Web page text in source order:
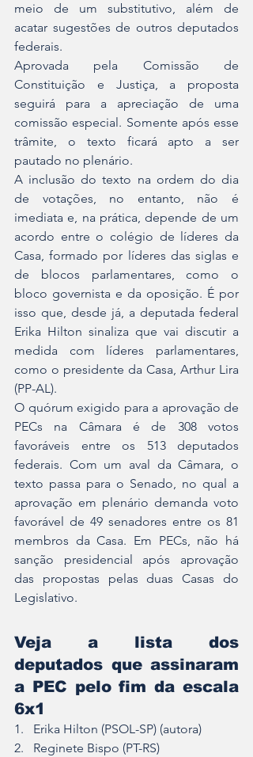
meio de um substitutivo, além de
acatar sugestões de outros deputados
federais.
Aprovada pela Comissão de
Constituição e Justiça, a proposta
seguirá para a apreciação de uma
comissão especial. Somente após esse
trâmite, o texto ficará apto a ser
pautado no plenário.
A inclusão do texto na ordem do dia
de votações, no entanto, não é
imediata e, na prática, depende de um
acordo entre o colégio de líderes da
Casa, formado por líderes das siglas e
de blocos parlamentares, como o
bloco governista e da oposição. É por
isso que, desde já, a deputada federal
Erika Hilton sinaliza que vai discutir a
medida com líderes parlamentares,
como o presidente da Casa, Arthur Lira
(PP-AL).
O quórum exigido para a aprovação de
PECs na Câmara é de 308 votos
favoráveis entre os 513 deputados
federais. Com um aval da Câmara, o
texto passa para o Senado, no qual a
aprovação em plenário demanda voto
favorável de 49 senadores entre os 81
membros da Casa. Em PECs, não há
sanção presidencial após aprovação
das propostas pelas duas Casas do
Legislativo.
Veja a lista dos
deputados que assinaram
a PEC pelo fim da escala
6x1
1.   Erika Hilton (PSOL-SP) (autora)
2.   Reginete Bispo (PT-RS)